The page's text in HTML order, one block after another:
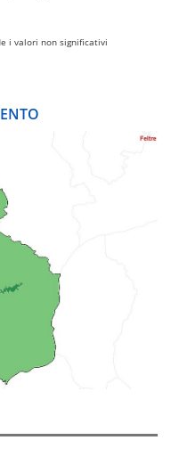
i valori non significativi